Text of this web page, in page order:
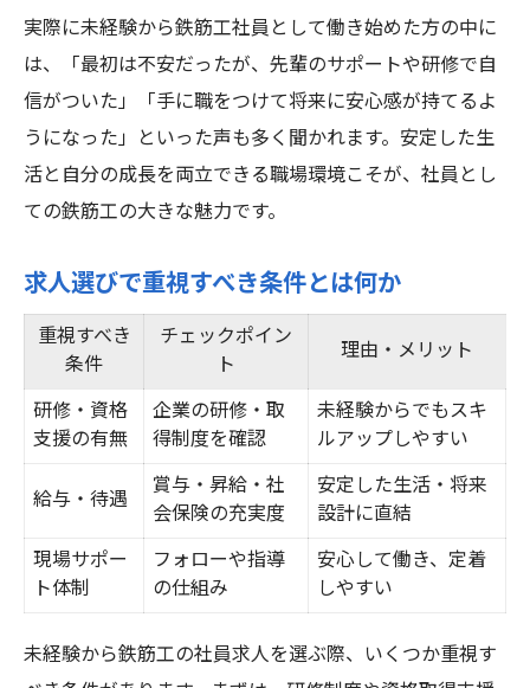
実際に未経験から鉄筋工社員として働き始めた方の中に
は、「最初は不安だったが、先輩のサポートや研修で自
信がついた」「手に職をつけて将来に安心感が持てるよ
うになった」といった声も多く聞かれます。安定した生
活と自分の成長を両立できる職場環境こそが、社員とし
ての鉄筋工の大きな魅力です。
求人選びで重視すべき条件とは何か
重視すべき
条件
チェックポイン
ト
理由・メリット
研修・資格
支援の有無
企業の研修・取
得制度を確認
未経験からでもスキ
ルアップしやすい
給与・待遇
賞与・昇給・社
会保険の充実度
安定した生活・将来
設計に直結
現場サポー
ト体制
フォローや指導
の仕組み
安心して働き、定着
しやすい
未経験から鉄筋工の社員求人を選ぶ際、いくつか重視す